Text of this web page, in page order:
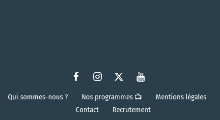
Qui sommes-nous ? Nos programmes 📺
Mentions légales
Contact
Recrutement